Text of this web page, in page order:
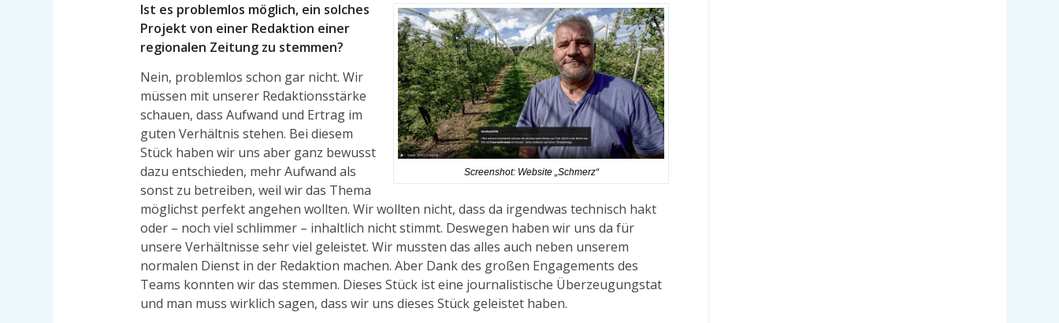
Screenshot: Website „Schmerz“
Ist es problemlos möglich, ein solches
Projekt von einer Redaktion einer
regionalen Zeitung zu stemmen?
Nein, problemlos schon gar nicht. Wir
müssen mit unserer Redaktionsstärke
schauen, dass Aufwand und Ertrag im
guten Verhältnis stehen. Bei diesem
Stück haben wir uns aber ganz bewusst
dazu entschieden, mehr Aufwand als
sonst zu betreiben, weil wir das Thema
möglichst perfekt angehen wollten. Wir wollten nicht, dass da irgendwas technisch hakt
oder – noch viel schlimmer – inhaltlich nicht stimmt. Deswegen haben wir uns da für
unsere Verhältnisse sehr viel geleistet. Wir mussten das alles auch neben unserem
normalen Dienst in der Redaktion machen. Aber Dank des großen Engagements des
Teams konnten wir das stemmen. Dieses Stück ist eine journalistische Überzeugungstat
und man muss wirklich sagen, dass wir uns dieses Stück geleistet haben.